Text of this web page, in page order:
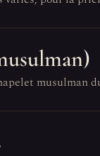
musulman